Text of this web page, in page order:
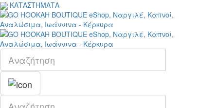
ΚΑΤΑΣΤΗΜΑΤΑ